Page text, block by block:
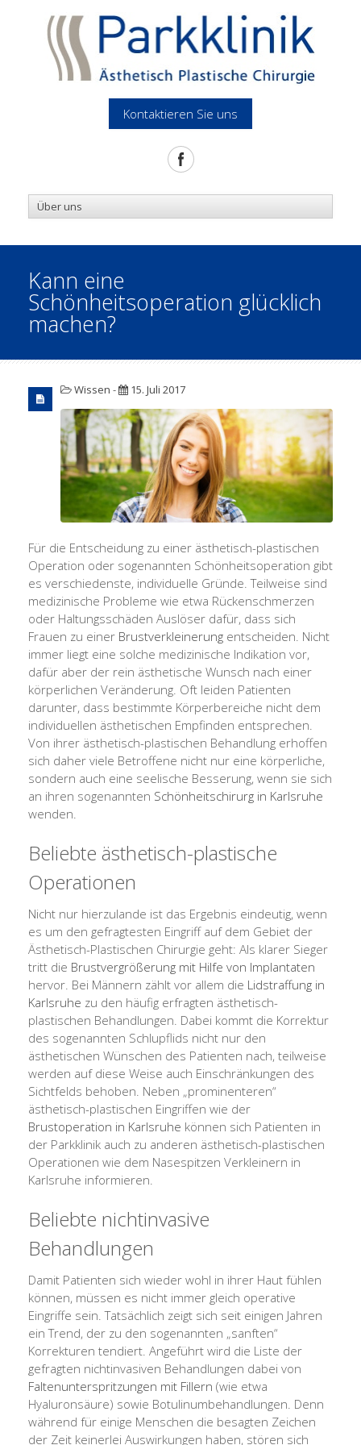
Kontaktieren Sie uns
Kann eine
Schönheitsoperation glücklich
machen?
Wissen - 15. Juli 2017
Für die Entscheidung zu einer ästhetisch-plastischen
Operation oder sogenannten Schönheitsoperation gibt
es verschiedenste, individuelle Gründe. Teilweise sind
medizinische Probleme wie etwa Rückenschmerzen
oder Haltungsschäden Auslöser dafür, dass sich
Frauen zu einer Brustverkleinerung entscheiden. Nicht
immer liegt eine solche medizinische Indikation vor,
dafür aber der rein ästhetische Wunsch nach einer
körperlichen Veränderung. Oft leiden Patienten
darunter, dass bestimmte Körperbereiche nicht dem
individuellen ästhetischen Empfinden entsprechen.
Von ihrer ästhetisch-plastischen Behandlung erhoffen
sich daher viele Betroffene nicht nur eine körperliche,
sondern auch eine seelische Besserung, wenn sie sich
an ihren sogenannten Schönheitschirurg in Karlsruhe
wenden.
Beliebte ästhetisch-plastische
Operationen
Nicht nur hierzulande ist das Ergebnis eindeutig, wenn
es um den gefragtesten Eingriff auf dem Gebiet der
Ästhetisch-Plastischen Chirurgie geht: Als klarer Sieger
tritt die Brustvergrößerung mit Hilfe von Implantaten
hervor. Bei Männern zählt vor allem die Lidstraffung in
Karlsruhe zu den häufig erfragten ästhetisch-
plastischen Behandlungen. Dabei kommt die Korrektur
des sogenannten Schlupflids nicht nur den
ästhetischen Wünschen des Patienten nach, teilweise
werden auf diese Weise auch Einschränkungen des
Sichtfelds behoben. Neben „prominenteren“
ästhetisch-plastischen Eingriffen wie der
Brustoperation in Karlsruhe können sich Patienten in
der Parkklinik auch zu anderen ästhetisch-plastischen
Operationen wie dem Nasespitzen Verkleinern in
Karlsruhe informieren.
Beliebte nichtinvasive
Behandlungen
Damit Patienten sich wieder wohl in ihrer Haut fühlen
können, müssen es nicht immer gleich operative
Eingriffe sein. Tatsächlich zeigt sich seit einigen Jahren
ein Trend, der zu den sogenannten „sanften“
Korrekturen tendiert. Angeführt wird die Liste der
gefragten nichtinvasiven Behandlungen dabei von
Faltenunterspritzungen mit Fillern (wie etwa
Hyaluronsäure) sowie Botulinumbehandlungen. Denn
während für einige Menschen die besagten Zeichen
der Zeit keinerlei Auswirkungen haben, stören sich